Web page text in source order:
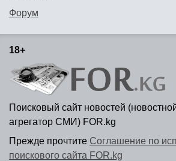
Форум
18+
Поисковый сайт новостей
агрегатор СМИ) FOR.kg
Прежде прочтите Соглашение по
поискового сайта FOR.kg